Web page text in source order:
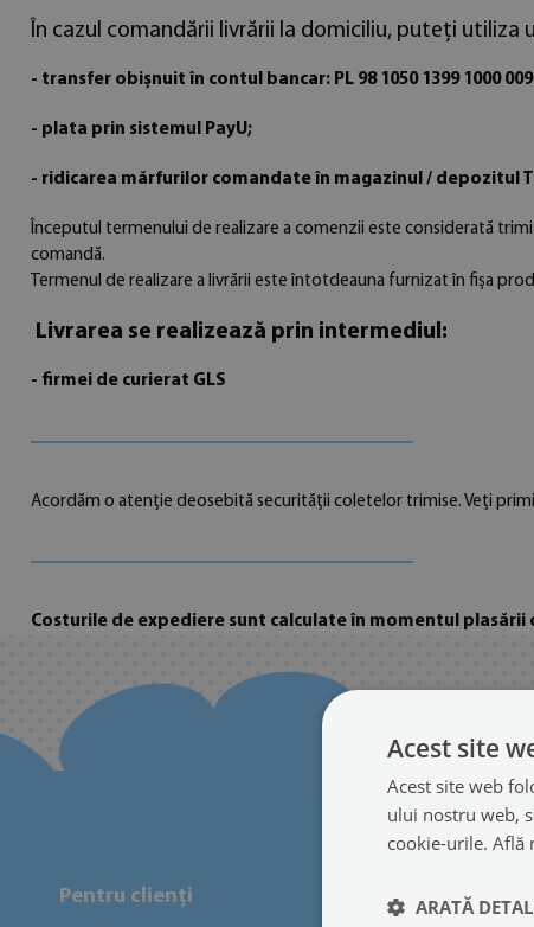
În cazul comandării livrării la domiciliu, puteți
- transfer obișnuit în contul bancar: PL 98 1050 1399 1000
- plata prin sistemul PayU;
- ridicarea mărfurilor comandate în magazinul / depozitul
Începutul termenului de realizare a comenzii este considerată
comandă.
Termenul de realizare a livrării este întotdeauna furnizat în fișa
Livrarea se realizează prin intermediul:
- firmei de curierat GLS
Acordăm o atenție deosebită securității coletelor trimise. Veți
Costurile de expediere sunt calculate în momentul plasării
Pentru clienți Informatii
Acest site
Acest site web
ului nostru web,
cookie-urile. Află
ARATĂ